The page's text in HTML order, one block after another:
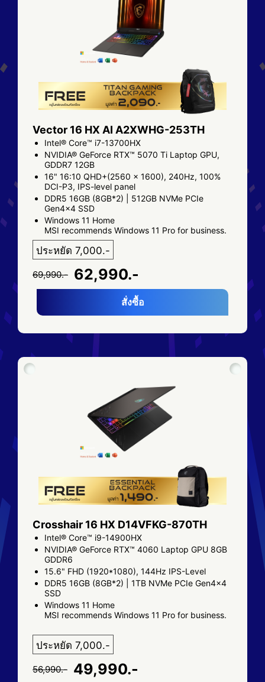
Vector 16 HX AI A2XWHG-253TH
Intel® Core™ i7-13700HX
NVIDIA® GeForce RTX™ 5070 Ti Laptop GPU,
GDDR7 12GB
16" 16:10 QHD+(2560 x 1600), 240Hz, 100%
DCI-P3, IPS-level panel
DDR5 16GB (8GB*2) | 512GB NVMe PCIe
Gen4x4 SSD
Windows 11 Home
MSI recommends Windows 11 Pro for business.
ประหยัด 7,000.-
69,990.- 62,990.-
สั่งซื้อ
Crosshair 16 HX D14VFKG-870TH
Intel® Core™ i9-14900HX
NVIDIA® GeForce RTX™ 4060 Laptop GPU 8GB
GDDR6
15.6" FHD (1920*1080), 144Hz IPS-Level
DDR5 16GB (8GB*2) | 1TB NVMe PCIe Gen4x4
SSD
Windows 11 Home
MSI recommends Windows 11 Pro for business.
ประหยัด 7,000.-
56,990.- 49,990.-